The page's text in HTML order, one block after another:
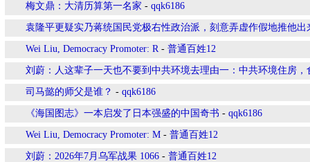
梅文鼎：大清历算第一名家 - qqk6186
袁隆平更疑实乃蒋统国民党极右性政治派，刻意弄虚作假地推他
Wei Liu, Democracy Promoter: R- 普通百姓12
刘蔚：人这辈子一天也不要到中共环境去理由一：中共环境住房，
司马懿的师父是谁？ - qqk6186
《海国图志》一本启发了日本强盛的中国奇书 - qqk6186
Wei Liu, Democracy Promoter: M - 普通百姓12
刘蔚：2026年7月乌军战果 1066 - 普通百姓12